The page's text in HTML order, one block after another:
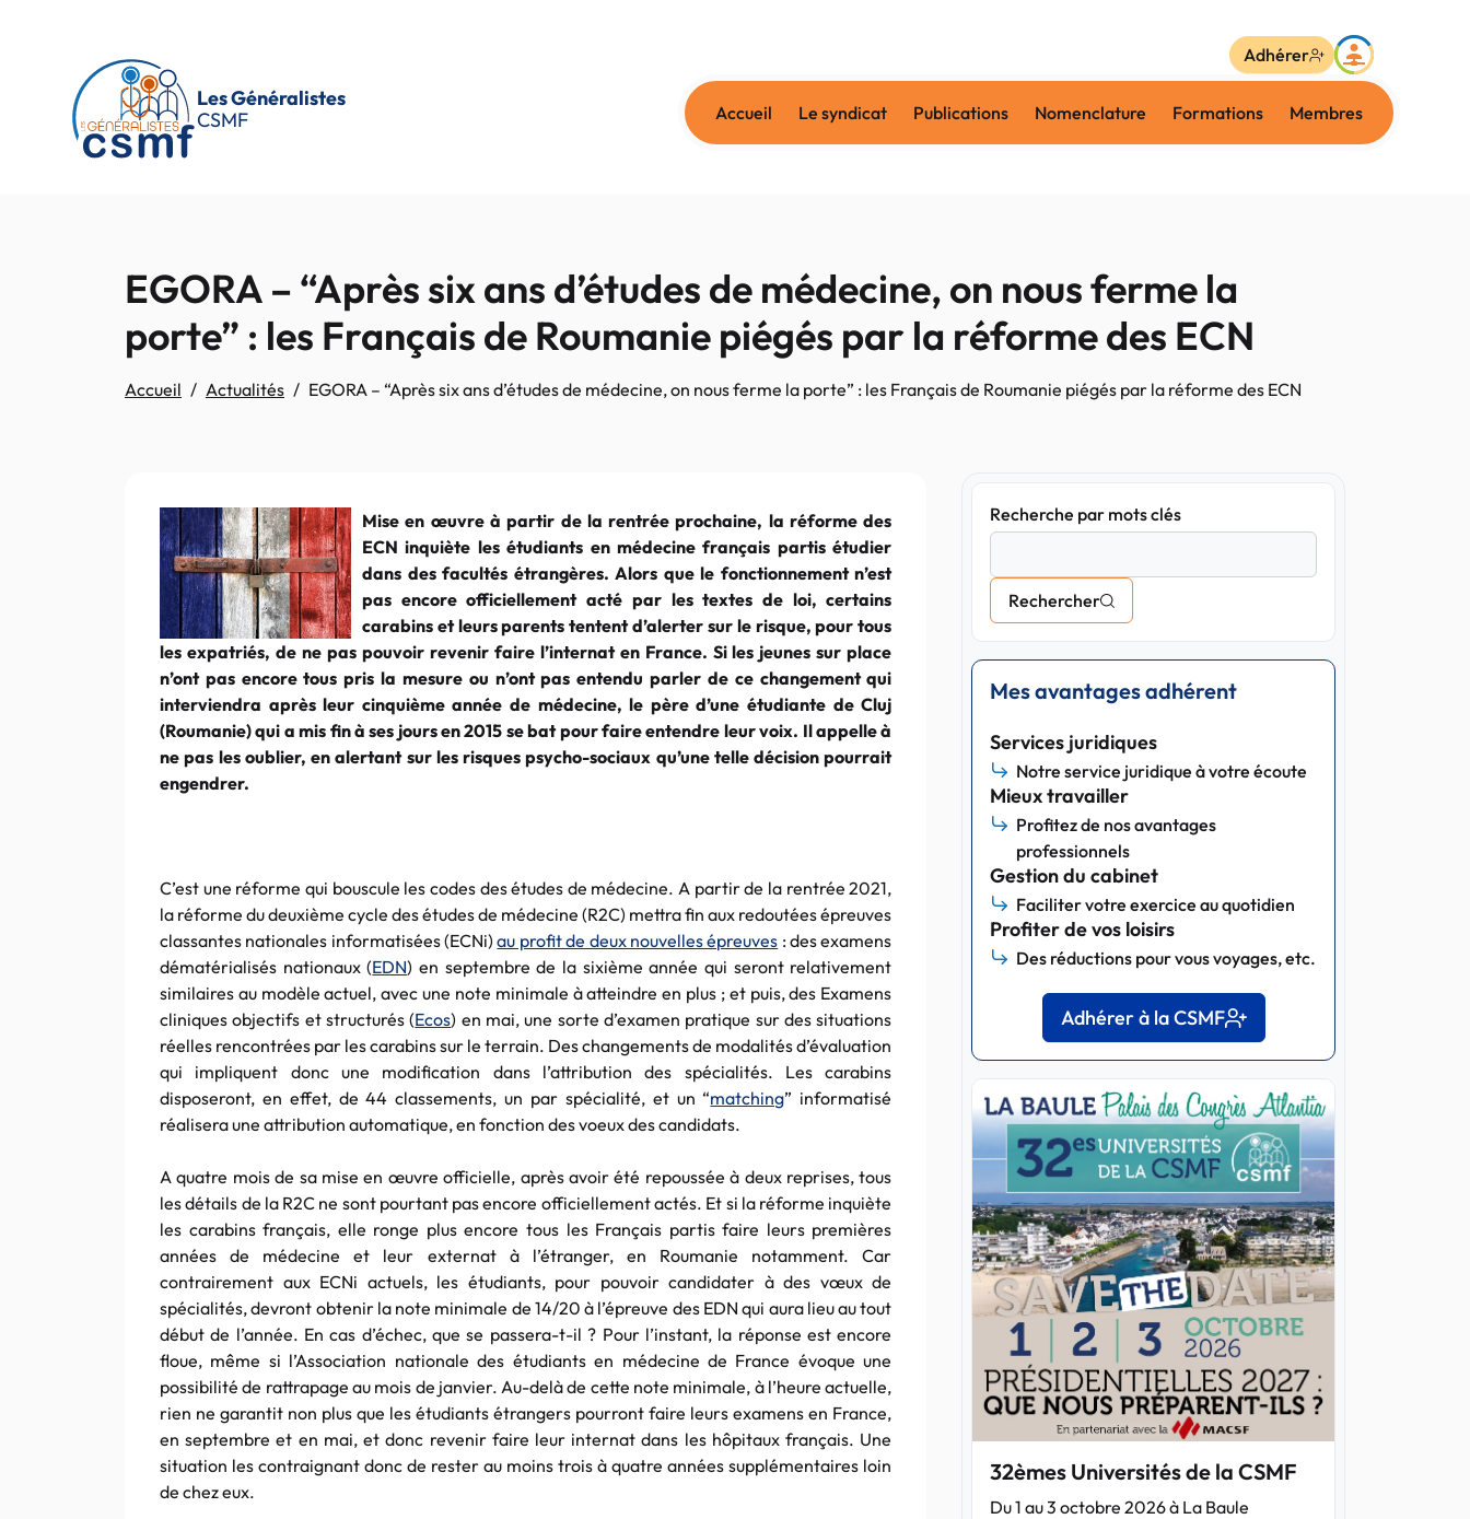
Les Généralistes
CSMF
Accueil Le syndicat Publications Nomenclature Formations Membres
Adhérer
EGORA – “Après six ans d’études de médecine, on nous ferme la
porte” : les Français de Roumanie piégés par la réforme des ECN
Accueil Actualités EGORA – “Après six ans d’études de médecine, on nous ferme la porte” : les Français de Roumanie piégés par la réforme des ECN
Mise en œuvre à partir de la rentrée prochaine, la réforme des
ECN inquiète les étudiants en médecine français partis étudier
dans des facultés étrangères. Alors que le fonctionnement n’est
pas encore officiellement acté par les textes de loi, certains
carabins et leurs parents tentent d’alerter sur le risque, pour tous
les expatriés, de ne pas pouvoir revenir faire l’internat en France. Si les jeunes sur place
n’ont pas encore tous pris la mesure ou n’ont pas entendu parler de ce changement qui
interviendra après leur cinquième année de médecine, le père d’une étudiante de Cluj
(Roumanie) qui a mis fin à ses jours en 2015 se bat pour faire entendre leur voix. Il appelle à
ne pas les oublier, en alertant sur les risques psycho-sociaux qu’une telle décision pourrait
engendrer.
C’est une réforme qui bouscule les codes des études de médecine. A partir de la rentrée 2021,
la réforme du deuxième cycle des études de médecine (R2C) mettra fin aux redoutées épreuves
classantes nationales informatisées (ECNi)au profit de deux nouvelles épreuves : des examens
dématérialisés nationaux (EDN) en septembre de la sixième année qui seront relativement
similaires au modèle actuel, avec une note minimale à atteindre en plus ; et puis, des Examens
cliniques objectifs et structurés (Ecos) en mai, une sorte d’examen pratique sur des situations
réelles rencontrées par les carabins sur le terrain. Des changements de modalités d’évaluation
qui impliquent donc une modification dans l’attribution des spécialités. Les carabins
disposeront, en effet, de 44 classements, un par spécialité, et un “matching” informatisé
réalisera une attribution automatique, en fonction des voeux des candidats.
A quatre mois de sa mise en œuvre officielle, après avoir été repoussée à deux reprises, tous
les détails de la R2C ne sont pourtant pas encore officiellement actés. Et si la réforme inquiète
les carabins français, elle ronge plus encore tous les Français partis faire leurs premières
années de médecine et leur externat à l’étranger, en Roumanie notamment. Car
contrairement aux ECNi actuels, les étudiants, pour pouvoir candidater à des vœux de
spécialités, devront obtenir la note minimale de 14/20 à l’épreuve des EDN qui aura lieu au tout
début de l’année. En cas d’échec, que se passera-t-il ? Pour l’instant, la réponse est encore
floue, même si l’Association nationale des étudiants en médecine de France évoque une
possibilité de rattrapage au mois de janvier. Au-delà de cette note minimale, à l’heure actuelle,
rien ne garantit non plus que les étudiants étrangers pourront faire leurs examens en France,
en septembre et en mai, et donc revenir faire leur internat dans les hôpitaux français. Une
situation les contraignant donc de rester au moins trois à quatre années supplémentaires loin
de chez eux.
Recherche par mots clés
Rechercher
Mes avantages adhérent
Services juridiques
Notre service juridique à votre écoute
Mieux travailler
Profitez de nos avantages
professionnels
Gestion du cabinet
Faciliter votre exercice au quotidien
Profiter de vos loisirs
Des réductions pour vous voyages, etc.
Adhérer à la CSMF
32èmes Universités de la CSMF
Du 1 au 3 octobre 2026 à La Baule